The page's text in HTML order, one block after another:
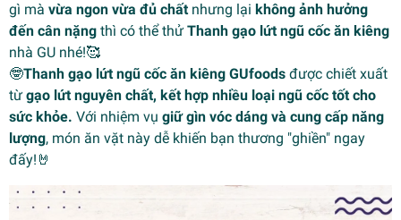
gì mà vừa ngon vừa đủ chấtnhưng lại không ảnh hưởng
đến cân nặng thì có thể thử Thanh gạo lứt ngũ cốc ăn kiêng
nhà GU nhé!🥰
🤓Thanh gạo lứt ngũ cốc ăn kiêng GUfoods được chiết xuất
từ gạo lứt nguyên chất, kết hợp nhiều loại ngũ cốc tốt cho
sức khỏe. Với nhiệm vụ giữ gìn vóc dáng và cung cấp năng
lượng, món ăn vặt này dễ khiến bạn thương "ghiền" ngay
đấy!🤘